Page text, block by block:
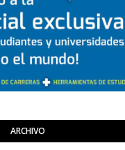
ARCHIVO